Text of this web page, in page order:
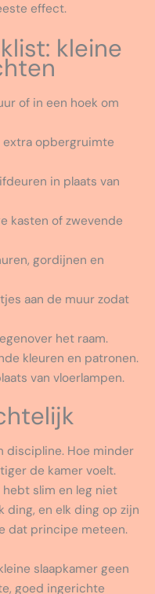
effect.
kleine
of in een hoek om
extra opbergruimte
in plaats van
kasten of zwevende
gordijnen en
aan de muur zodat
het raam.
kleuren en patronen.
van vloerlampen.
discipline. Hoe minder
de kamer voelt.
slim en leg niet
ding, en elk ding op zijn
dat principe meteen.
slaapkamer geen
goed ingerichte